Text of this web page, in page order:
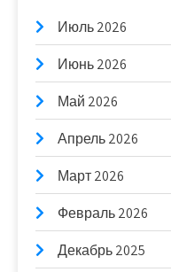
Июль 2026
Июнь 2026
Май 2026
Апрель 2026
Март 2026
Февраль 2026
Декабрь 2025